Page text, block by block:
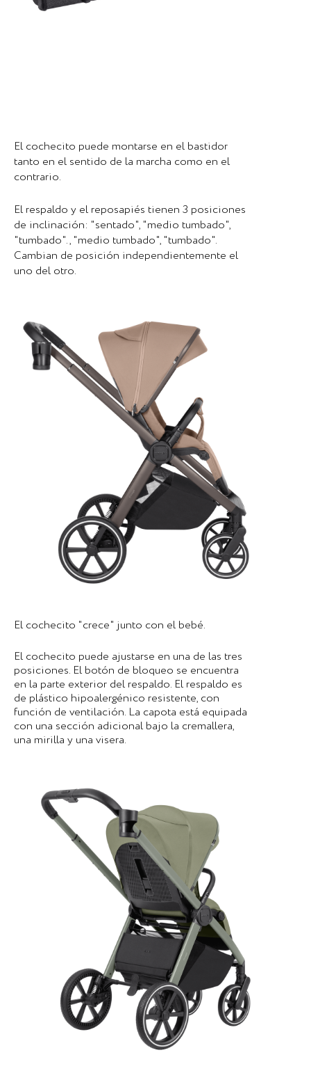
El cochecito puede montarse en el bastidor
tanto en el sentido de la marcha como en el
contrario.
El respaldo y el reposapiés tienen 3 posiciones
de inclinación: "sentado", "medio tumbado",
"tumbado". , "medio tumbado", "tumbado".
Cambian de posición independientemente el
uno del otro.
El cochecito "crece" junto con el bebé.
El cochecito puede ajustarse en una de las tres
posiciones. El botón de bloqueo se encuentra
en la parte exterior del respaldo. El respaldo es
de plástico hipoalergénico resistente, con
función de ventilación. La capota está equipada
con una sección adicional bajo la cremallera,
una mirilla y una visera.